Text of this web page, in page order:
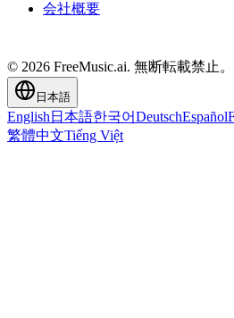
会社概要
© 2026 FreeMusic.ai. 無断転載禁止。
日本語
English 日本語한국어DeutschEspañol
繁體中文Tiếng Việt